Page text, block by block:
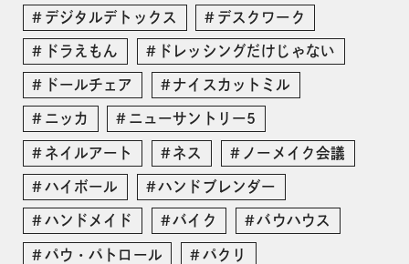
デジタルデトックス デスクワーク
ドラえもん ドレッシングだけじゃない
ドールチェア ナイスカットミル
ニッカ ニューサントリー5
ネイルアート ネス ノーメイク会議
ハイボール ハンドブレンダー
ハンドメイド バイク バウハウス
パウ・パトロール パクリ